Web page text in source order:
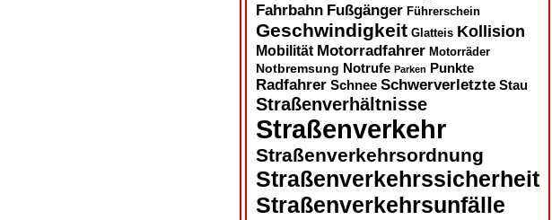
Fahrbahn Fußgänger Führerschein
Geschwindigkeit Glatteis Kollision
Mobilität Motorradfahrer Motorräder
Notbremsung Notrufe Parken Punkte
Radfahrer Schnee Schwerverletzte Stau
Straßenverhältnisse
Straßenverkehr
Straßenverkehrsordnung
Straßenverkehrssicherheit
Straßenverkehrsunfälle